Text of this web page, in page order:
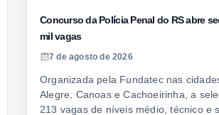
Concurso da Polícia Penal do RS abre
mil vagas
7 de agosto de 2026
Organizada pela Fundatec nas
Alegre, Canoas e Cachoeirinha, a
213 vagas de níveis médio, técnico e